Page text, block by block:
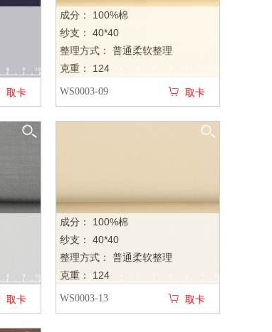
取卡
成分： 100%棉
纱支： 40*40
整理方式： 普通柔软整理
克重： 124
WS0003-09 取卡
取卡
成分： 100%棉
纱支： 40*40
整理方式： 普通柔软整理
克重： 124
WS0003-13 取卡